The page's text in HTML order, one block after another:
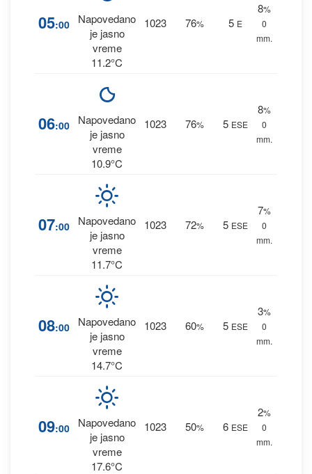
05:00
Napovedano
je jasno
vreme
11.2°C
1023 76% 5 E
8%
0
mm.
06:00
Napovedano
je jasno
vreme
10.9°C
1023 76% 5 ESE
8%
0
mm.
07:00
Napovedano
je jasno
vreme
11.7°C
1023 72% 5 ESE
7%
0
mm.
08:00
Napovedano
je jasno
vreme
14.7°C
1023 60% 5 ESE
3%
0
mm.
09:00
Napovedano
je jasno
vreme
17.6°C
1023 50% 6 ESE
2%
0
mm.